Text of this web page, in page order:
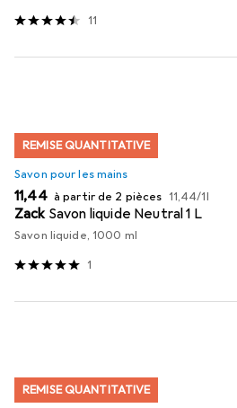
11
REMISE QUANTITATIVE
Savon pour les mains
EUR
11,44 à partir de 2 pièces EUR
11,44/1l
Zack Savon liquide Neutral 1 L
Savon liquide, 1000 ml
1
REMISE QUANTITATIVE